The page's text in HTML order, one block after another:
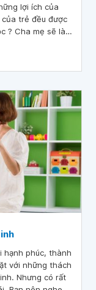
lợi ích của
trẻ đều được
? Cha mẹ sẽ là
sách cũng
hạnh phúc, thành
với những thách
Nhưng có rất